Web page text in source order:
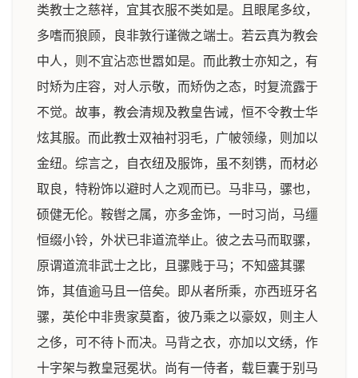
类教士之慈祥，宜其衣服不类如是。且眼尾多纹，
多嗜而狼顾，良非敦行谨微之端士。若云真为教会
中人，则不宜沾恋世嚣如是。而此教士亦知之，有
时矫为庄容，对人示敬，而矫伪之态，时复流露于
不觉。故事，教会清规及教皇告诫，恒不令教士华
炫其服。而此教士双袖衬羽毛，广帔领缘，则加以
金纽。综言之，自衣纽及服饰，虽不刻镌，而材必
取良，特粉饰以避时人之观而已。马非马，骡也，
硕健无伦。鞍辔之属，亦多金饰，一时习尚，马缰
恒缀小铃，外状已非道流举止。彼之去马而取骡，
原谓道流非武士之比，且骡贱于马；不知盛其骡
饰，其值逾马且一倍矣。即从者所乘，亦西班牙名
骡，英伦中非贵家莫畜，彼乃乘之以豪奴，则主人
之侈，可不待卜而决。马背之衣，亦加以文绣，作
十字架与教皇冠冕状。尚有一侍者，载巨囊于别马